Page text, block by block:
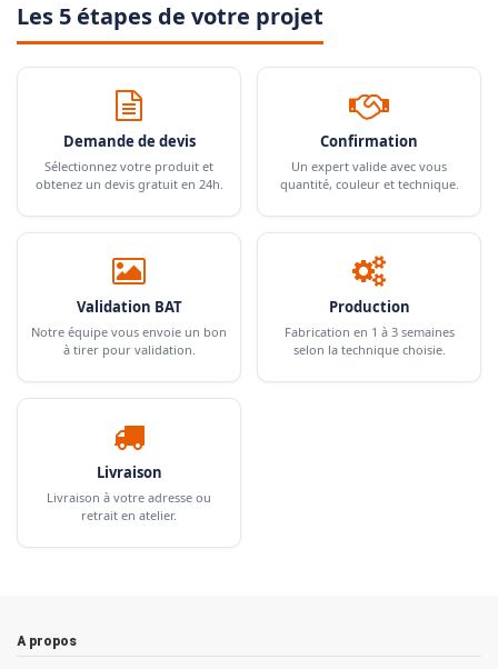
Les 5 étapes de votre projet
Demande de devis
Sélectionnez votre produit et
obtenez un devis gratuit en 24h.
Confirmation
Un expert valide avec vous
quantité, couleur et technique.
Validation BAT
Notre équipe vous envoie un bon
à tirer pour validation.
Production
Fabrication en 1 à 3 semaines
selon la technique choisie.
Livraison
Livraison à votre adresse ou
retrait en atelier.
A propos